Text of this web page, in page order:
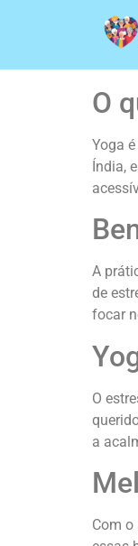
O
Yoga
Índia,
A
de
focar
O
a
Com